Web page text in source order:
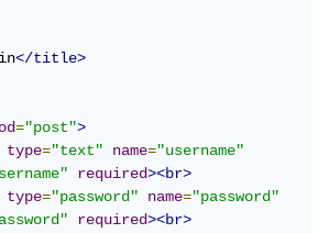
</title>
="post">
type="text" name="username"
required><br>
type="password" name="password"
required><br>